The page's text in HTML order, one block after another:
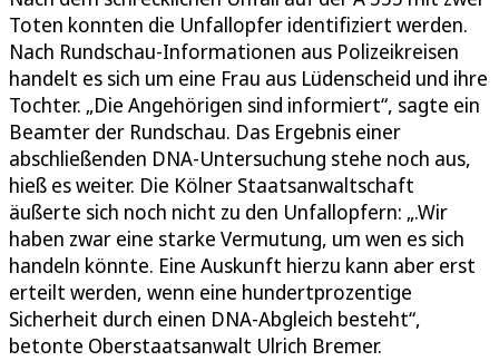
Toten konnten die Unfallopfer identifiziert werden.
Nach Rundschau-Informationen aus Polizeikreisen
handelt es sich um eine Frau aus Lüdenscheid und ihre
Tochter. „Die Angehörigen sind informiert“, sagte ein
Beamter der Rundschau. Das Ergebnis einer
abschließenden DNA-Untersuchung stehe noch aus,
hieß es weiter. Die Kölner Staatsanwaltschaft
äußerte sich noch nicht zu den Unfallopfern: „.Wir
haben zwar eine starke Vermutung, um wen es sich
handeln könnte. Eine Auskunft hierzu kann aber erst
erteilt werden, wenn eine hundertprozentige
Sicherheit durch einen DNA-Abgleich besteht“,
betonte Oberstaatsanwalt Ulrich Bremer.